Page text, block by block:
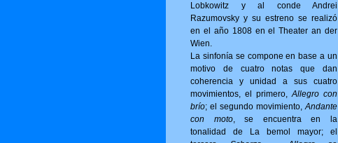
Lobkowitz y al conde Andrei
Razumovsky y su estreno se realizó
en el año 1808 en el Theater an der
Wien.
La sinfonía se compone en base a un
motivo de cuatro notas que dan
coherencia y unidad a sus cuatro
movimientos, el primero,Allegro con
brío; el segundo movimiento,Andante
con moto, se encuentra en la
tonalidad de La bemol mayor; el